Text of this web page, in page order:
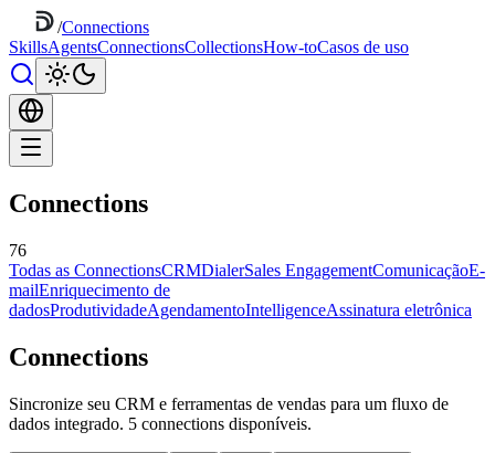
/Connections
SkillsAgentsConnectionsCollectionsHow-toCasos de uso
Connections
76
Todas as ConnectionsCRMDialerSales EngagementComunicaçãoE-
mailEnriquecimento de
dadosProdutividadeAgendamentoIntelligenceAssinatura eletrônica
Connections
Sincronize seu CRM e ferramentas de vendas para um fluxo de
dados integrado. 5 connections disponíveis.